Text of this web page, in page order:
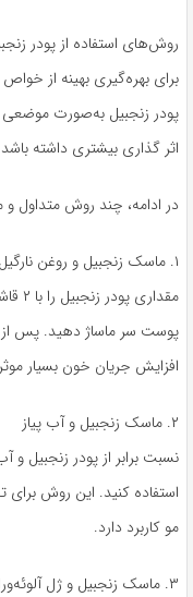
روش‌های استفاده از پودر
برای بهره‌گیری بهینه از
پودر زنجبیل به‌صورت موضعی
اثر گذاری بیشتری داشته
در ادامه، چند روش متداول و
۱. ماسک زنجبیل و روغن نارگیل
افزایش جریان خون بسیار
۲. ماسک زنجبیل و آب پیاز
نسبت برابر از پودر زنجبیل و
استفاده کنید. این روش
مو کاربرد دارد.
۳. ماسک زنجبیل و ژل آلوئه‌ورا